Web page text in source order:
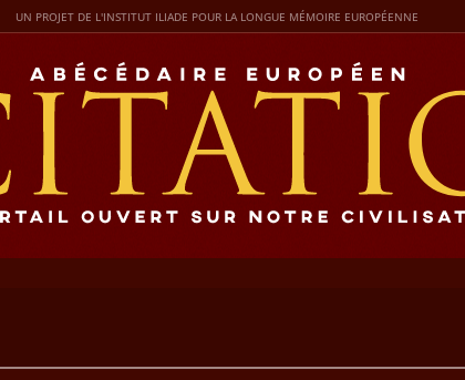
UN PROJET DE L'INSTITUT ILIADE POUR LA LONGUE MÉMOIRE EUROPÉENNE